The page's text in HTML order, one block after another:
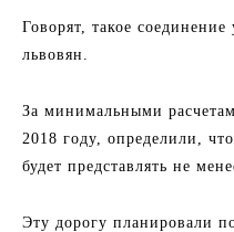
Говорят, такое
львовян.
За минимальными
2018 году, определили,
будет представлять не
Эту дорогу планировали